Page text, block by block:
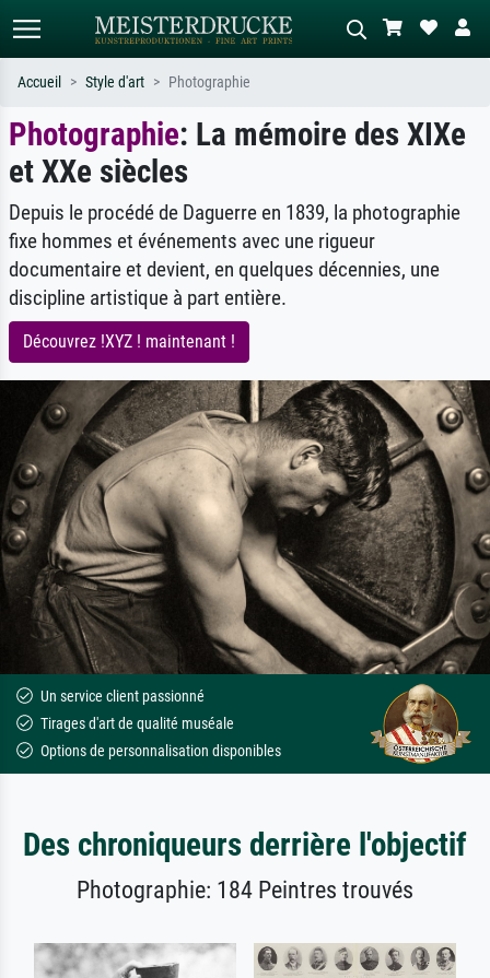
Recherche standard Recherche d'images IA
Recherchez par artiste, titre ou style –
ex. Monet, Nuit étoilée,
impressionnisme, vague de Hokusai,
nu.
tableau sombre, nu debout près d'un
arbre.
Accueil Style d'art Photographie
Photographie: La mémoire des XIXe
et XXe siècles
Depuis le procédé de Daguerre en 1839, la photographie
fixe hommes et événements avec une rigueur
documentaire et devient, en quelques décennies, une
discipline artistique à part entière.
Découvrez !XYZ ! maintenant !
Un service client passionné
Tirages d'art de qualité muséale
Options de personnalisation disponibles
Des chroniqueurs derrière l'objectif
Photographie: 184 Peintres trouvés